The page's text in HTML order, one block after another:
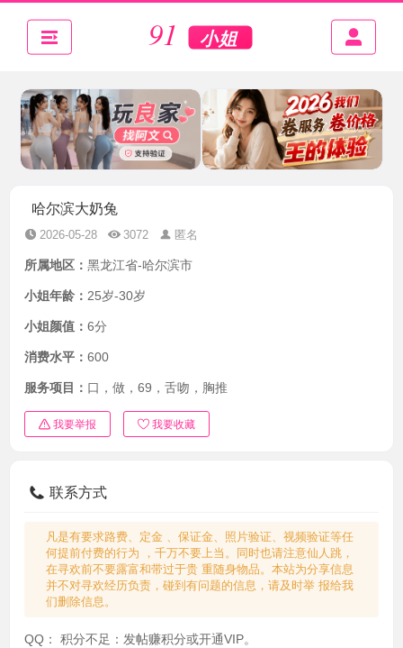
哈尔滨大奶兔
2026-05-28 3072 匿名
所属地区： 黑龙江省-哈尔滨市
小姐年龄： 25岁-30岁
小姐颜值： 6分
消费水平： 600
服务项目： 口，做，69，舌吻，胸推
我要举报 我要收藏
联系方式
凡是有要求路费、定金 、保证金、照片验证、视频验证等任
何提前付费的行为 ，千万不要上当。同时也请注意仙人跳，
在寻欢前不要露富和带过于贵 重随身物品。本站为分享信息
并不对寻欢经历负责，碰到有问题的信息，请及时举 报给我
们删除信息。
QQ： 积分不足：发帖赚积分或开通VIP。